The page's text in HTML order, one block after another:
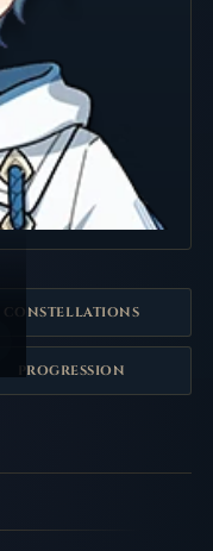
CONSTELLATIONS
PROGRESSION